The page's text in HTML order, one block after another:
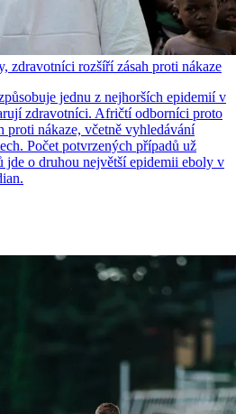
zdravotníci rozšíří zásah proti nákaze
jednu z nejhorších epidemií v
zdravotníci. Afričtí odborníci proto
proti nákaze, včetně vyhledávání
Počet potvrzených případů už
jde o druhou největší epidemii eboly v